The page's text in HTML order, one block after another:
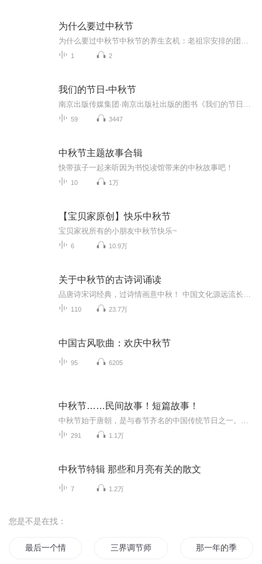
为什么要过中秋节
1 2
我们的节日-中秋节
59 3447
中秋节主题故事合辑
快带孩子一起来听因为书悦读馆带来的中秋故事吧！
10 1万
【宝贝家原创】快乐中秋节
宝贝家祝所有的小朋友中秋节快乐~
6 10.9万
关于中秋节的古诗词诵读
110 23.7万
中国古风歌曲：欢庆中秋节
95 6205
中秋节……民间故事！短篇故事！
291 1.1万
中秋节特辑 那些和月亮有关的散文
7 1.2万
您是不是在找：
最后一个情人节 三界调节师 那一年的季节